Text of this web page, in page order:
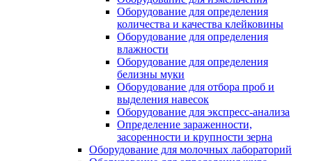
Оборудование для определения
количества и качества клейковины
Оборудование для определения
влажности
Оборудование для определения
белизны муки
Оборудование для отбора проб и
выделения навесок
Оборудование для экспресс-анализа
Определение зараженности,
засоренности и крупности зерна
Оборудование для молочных лабораторий